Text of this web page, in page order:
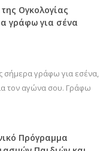
Ογκολογίας
γράφω για σένα
σήμερα γράφω για εσένα,
τον αγώνα σου. Γράφω
Πρόγραμμα